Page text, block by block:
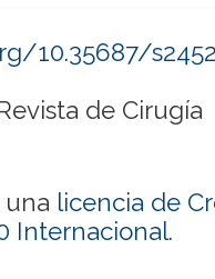
10.35687/
de Cirugía
una licencia de
Internacional.